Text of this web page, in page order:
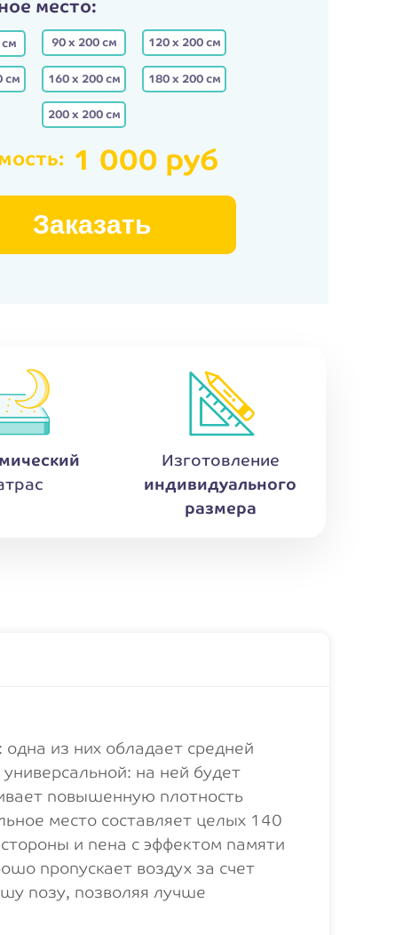
см 90 х 200 см 120 х 200 см
см 160 х 200 см 180 х 200 см
200 х 200 см
место:
1 000 руб
Заказать
Изготовление
индивидуального
размера
из них обладает средней
на ней будет
повышенную плотность
место составляет целых 140
и пена с эффектом памяти
пропускает воздух за счет
позу, позволяя лучше